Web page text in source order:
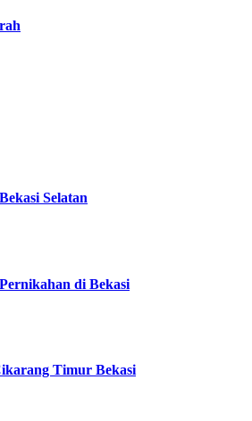
Selatan
di Bekasi
Timur Bekasi